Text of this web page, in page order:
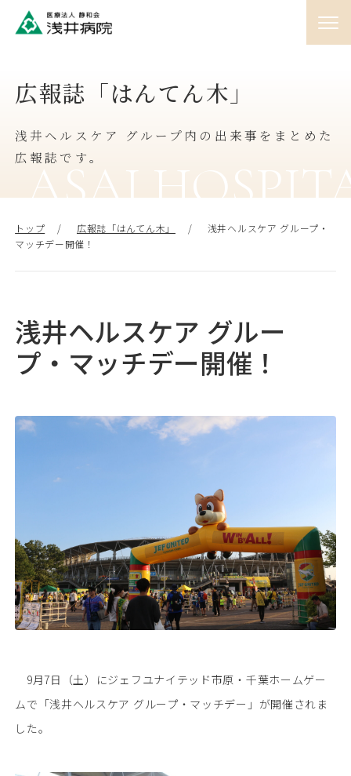
♯01 外来
♯02 入院
♯03 訪問
♯05 採用情報
浅井病院について
地域連携 お問い合わせ アクセス
広報誌「はんてん木」
浅井ヘルスケア グループ内の出来事をまとめた
広報誌です。
ASAI
トップ 広報誌「はんてん木」
浅井ヘルスケア グループ・
マッチデー開催！
浅井ヘルスケア グルー
プ・マッチデー開催！
9月7日（土）にジェフユナイテッド市原・千葉ホームゲー
ムで「浅井ヘルスケア グループ・マッチデー」が開催されま
した。